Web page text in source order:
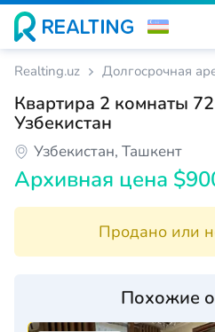
Realting.uz Долгосрочная
Квартира 2 комнаты
Узбекистан
Узбекистан, Ташкент
Архивная цена
Продано или
Похожие